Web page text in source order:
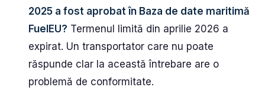
2025 a fost aprobat în Baza de date maritimă
FuelEU? Termenul limită din aprilie 2026 a
expirat. Un transportator care nu poate
răspunde clar la această întrebare are o
problemă de conformitate.